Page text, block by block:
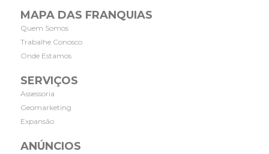
MAPA DAS FRANQUIAS
Quem Somos
Trabalhe Conosco
Onde Estamos
SERVIÇOS
Assessoria
Geomarketing
Expansão
ANÚNCIOS